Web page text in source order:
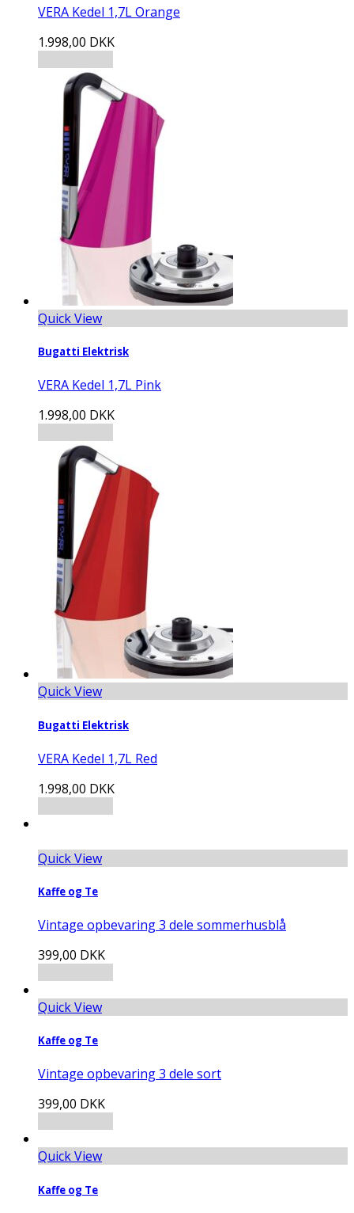
VERA Kedel 1,7L Orange
1.998,00 DKK
Quick View
Bugatti Elektrisk
VERA Kedel 1,7L Pink
1.998,00 DKK
Quick View
Bugatti Elektrisk
VERA Kedel 1,7L Red
1.998,00 DKK
Quick View
Kaffe og Te
Vintage opbevaring 3 dele sommerhusblå
399,00 DKK
Quick View
Kaffe og Te
Vintage opbevaring 3 dele sort
399,00 DKK
Quick View
Kaffe og Te